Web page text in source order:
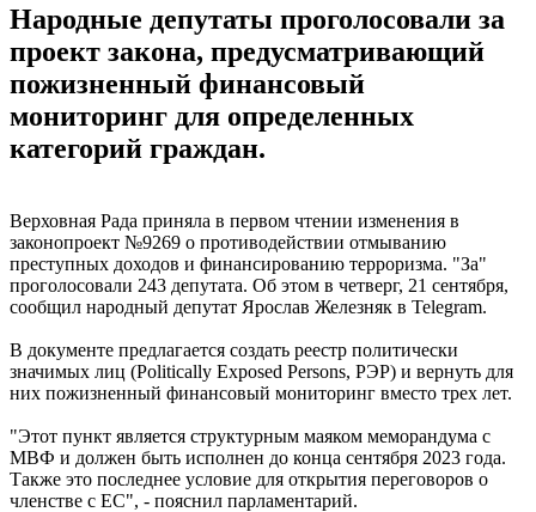
Народные депутаты проголосовали за
проект закона, предусматривающий
пожизненный финансовый
мониторинг для определенных
категорий граждан.
Верховная Рада приняла в первом чтении изменения в
законопроект №9269 о противодействии отмыванию
преступных доходов и финансированию терроризма. "За"
проголосовали 243 депутата. Об этом в четверг, 21 сентября,
сообщил народный депутат Ярослав Железняк в Telegram.
В документе предлагается создать реестр политически
значимых лиц (Politically Exposed Persons, РЭР) и вернуть для
них пожизненный финансовый мониторинг вместо трех лет.
"Этот пункт является структурным маяком меморандума с
МВФ и должен быть исполнен до конца сентября 2023 года.
Также это последнее условие для открытия переговоров о
членстве с ЕС", - пояснил парламентарий.